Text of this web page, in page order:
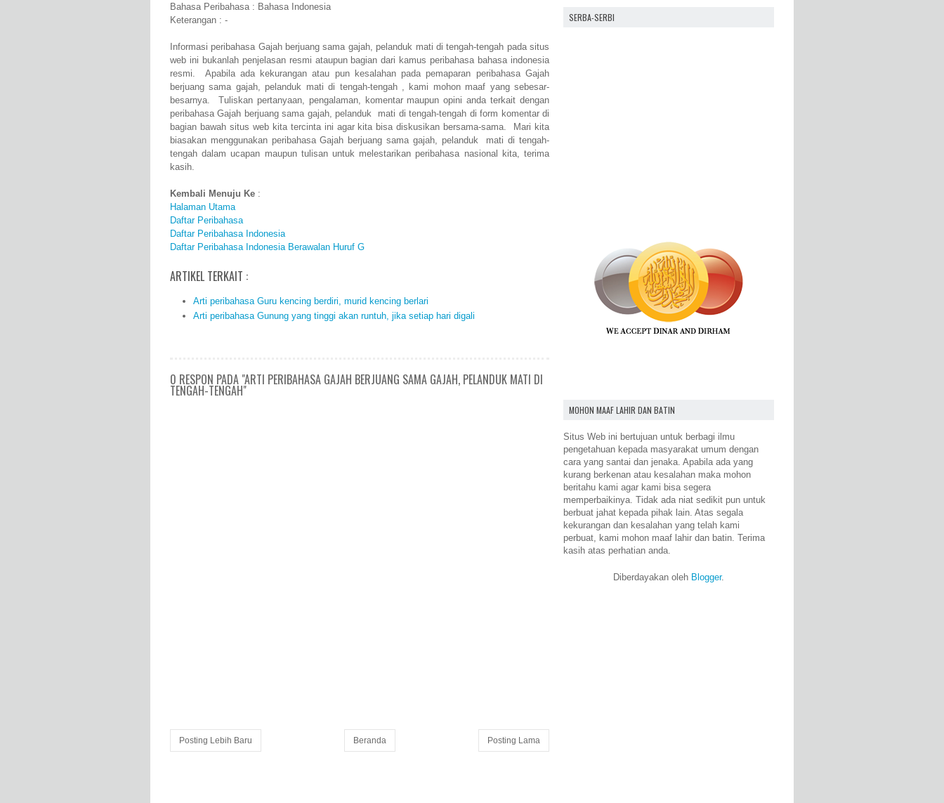
Bahasa Peribahasa : Bahasa Indonesia
Keterangan : -
Informasi peribahasa Gajah berjuang sama gajah, pelanduk mati di tengah-tengah pada situs
web ini bukanlah penjelasan resmi ataupun bagian dari kamus peribahasa bahasa indonesia
resmi. Apabila ada kekurangan atau pun kesalahan pada pemaparan peribahasa Gajah
berjuang sama gajah, pelanduk mati di tengah-tengah , kami mohon maaf yang sebesar-
besarnya. Tuliskan pertanyaan, pengalaman, komentar maupun opini anda terkait dengan
peribahasa Gajah berjuang sama gajah, pelanduk mati di tengah-tengah di form komentar di
bagian bawah situs web kita tercinta ini agar kita bisa diskusikan bersama-sama. Mari kita
biasakan menggunakan peribahasa Gajah berjuang sama gajah, pelanduk mati di tengah-
tengah dalam ucapan maupun tulisan untuk melestarikan peribahasa nasional kita, terima
kasih.
Kembali Menuju Ke :
Halaman Utama
Daftar Peribahasa
Daftar Peribahasa Indonesia
Daftar Peribahasa Indonesia Berawalan Huruf G
ARTIKEL TERKAIT :
Arti peribahasa Guru kencing berdiri, murid kencing berlari
Arti peribahasa Gunung yang tinggi akan runtuh, jika setiap hari digali
0 RESPON PADA "ARTI PERIBAHASA GAJAH BERJUANG SAMA GAJAH, PELANDUK MATI DI
TENGAH-TENGAH"
Posting Lebih Baru Posting Lama
Beranda
SERBA-SERBI
MOHON MAAF LAHIR DAN BATIN
Situs Web ini bertujuan untuk berbagi ilmu
pengetahuan kepada masyarakat umum dengan
cara yang santai dan jenaka. Apabila ada yang
kurang berkenan atau kesalahan maka mohon
beritahu kami agar kami bisa segera
memperbaikinya. Tidak ada niat sedikit pun untuk
berbuat jahat kepada pihak lain. Atas segala
kekurangan dan kesalahan yang telah kami
perbuat, kami mohon maaf lahir dan batin. Terima
kasih atas perhatian anda.
Diberdayakan oleh Blogger.